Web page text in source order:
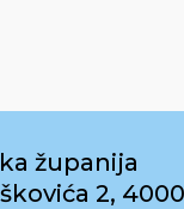
županija
2,